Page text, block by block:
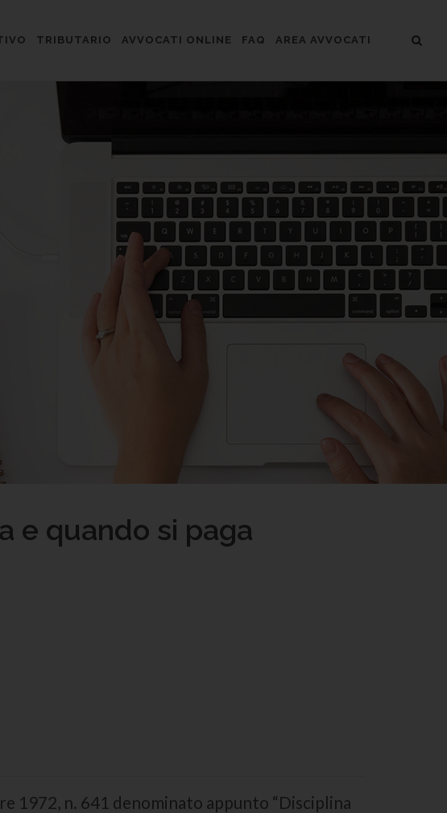
TRIBUTARIO AVVOCATI ONLINE FAQ AREA AVVOCATI
e quando si paga
1972, n. 641 denominato appunto “Disciplina